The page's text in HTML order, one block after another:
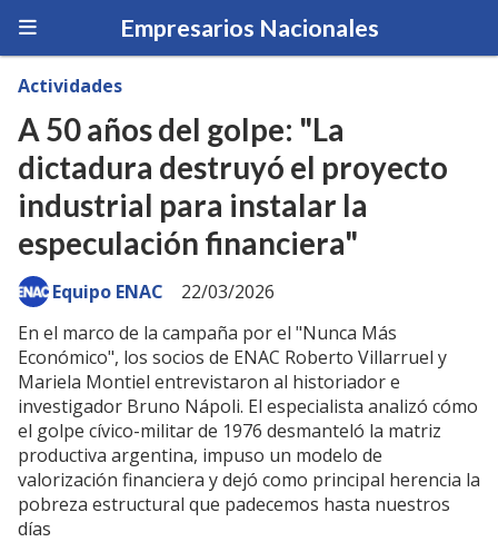
Empresarios Nacionales
A 50 años del golpe: "La
dictadura destruyó el proyecto
industrial para instalar la
especulación financiera"
En el marco de la campaña por el "Nunca Más
Económico", los socios de ENAC Roberto Villarruel y
Mariela Montiel entrevistaron al historiador e
investigador Bruno Nápoli. El especialista analizó cómo
el golpe cívico-militar de 1976 desmanteló la matriz
productiva argentina, impuso un modelo de
valorización financiera y dejó como principal herencia la
pobreza estructural que padecemos hasta nuestros
días
Actividades
22/03/2026
Equipo ENAC